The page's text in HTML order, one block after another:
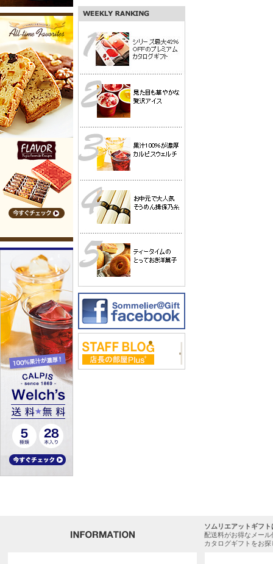
ソムリエアットギフ
配送料がお得なメー
カタログギフトをお